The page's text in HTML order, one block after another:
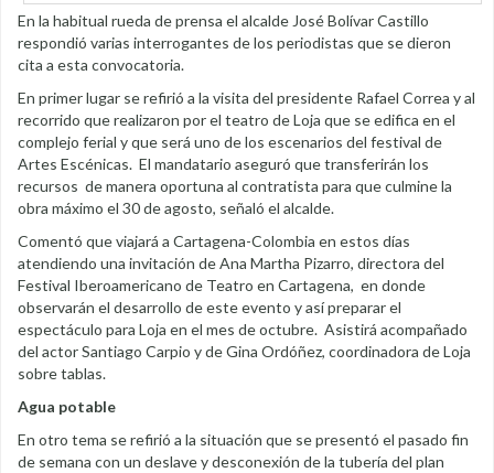
En la habitual rueda de prensa el alcalde José Bolívar Castillo
respondió varias interrogantes de los periodistas que se dieron
cita a esta convocatoria.
En primer lugar se refirió a la visita del presidente Rafael Correa y al
recorrido que realizaron por el teatro de Loja que se edifica en el
complejo ferial y que será uno de los escenarios del festival de
Artes Escénicas. El mandatario aseguró que transferirán los
recursos de manera oportuna al contratista para que culmine la
obra máximo el 30 de agosto, señaló el alcalde.
Comentó que viajará a Cartagena-Colombia en estos días
atendiendo una invitación de Ana Martha Pizarro, directora del
Festival Iberoamericano de Teatro en Cartagena, en donde
observarán el desarrollo de este evento y así preparar el
espectáculo para Loja en el mes de octubre. Asistirá acompañado
del actor Santiago Carpio y de Gina Ordóñez, coordinadora de Loja
sobre tablas.
Agua potable
En otro tema se refirió a la situación que se presentó el pasado fin
de semana con un deslave y desconexión de la tubería del plan